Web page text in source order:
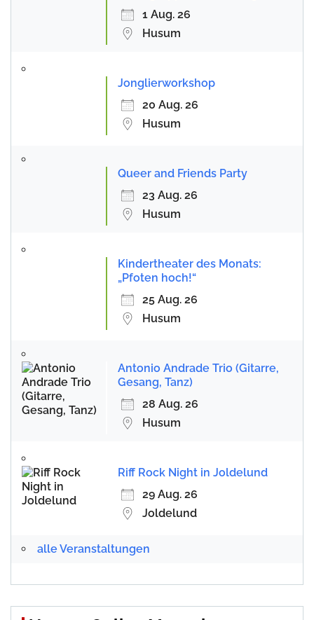
1 Aug. 26
Husum
Jonglierworkshop
20 Aug. 26
Husum
Queer and Friends Party
23 Aug. 26
Husum
Kindertheater des Monats:
„Pfoten hoch!“
25 Aug. 26
Husum
Antonio Andrade Trio (Gitarre,
Gesang, Tanz)
28 Aug. 26
Husum
Riff Rock Night in Joldelund
29 Aug. 26
Joldelund
alle Veranstaltungen